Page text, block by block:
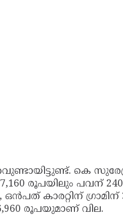
കെ
7,160 രൂപയിലും പവന്
കാരറ്റിന് ഗ്രാമിന്
രൂപയുമാണ് വില.